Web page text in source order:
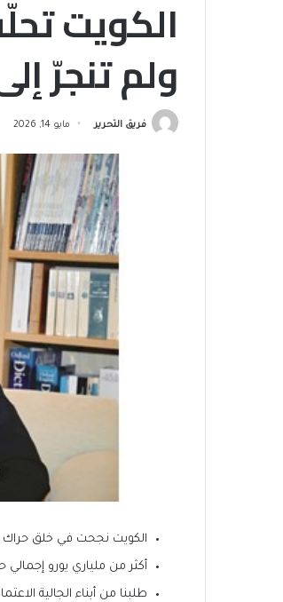
الكويت
ولم تنجرّ
فريق التحرير مايو 14, 2026
الكويت نجحت في خلق حراك
أكثر من ملياري يورو إجمالي
طلبنا من أبناء الجالية